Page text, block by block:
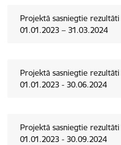
Projektā sasniegtie
01.01.2023 – 31.03.2024
Projektā sasniegtie
01.01.2023 - 30.06.2024
Projektā sasniegtie
01.01.2023 - 30.09.2024